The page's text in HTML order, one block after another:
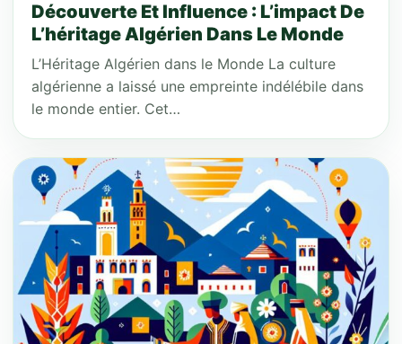
Découverte Et Influence : L’impact De
L’héritage Algérien Dans Le Monde
L’Héritage Algérien dans le Monde La culture
algérienne a laissé une empreinte indélébile dans
le monde entier. Cet…